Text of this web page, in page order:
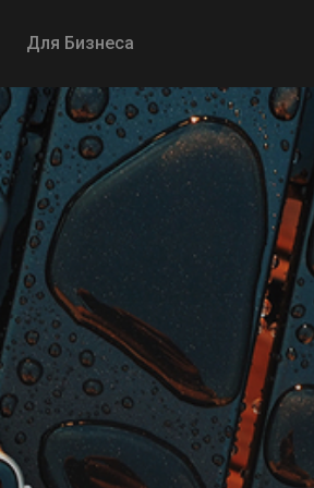
Для Бизнеса